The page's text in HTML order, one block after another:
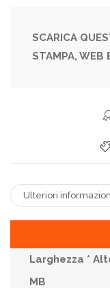
Healthcare
Mask
Skin Care
SCARICA
STAMPA, WEB
Ulteriori